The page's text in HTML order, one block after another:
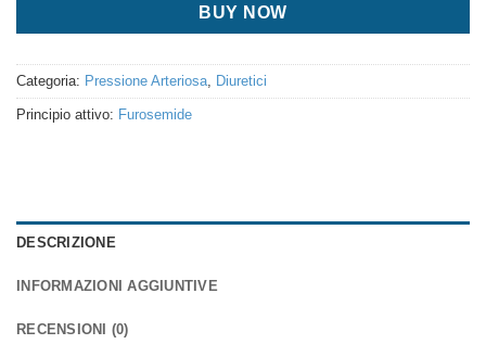
BUY NOW
Categoria: Pressione Arteriosa, Diuretici
Principio attivo: Furosemide
DESCRIZIONE
INFORMAZIONI AGGIUNTIVE
RECENSIONI (0)